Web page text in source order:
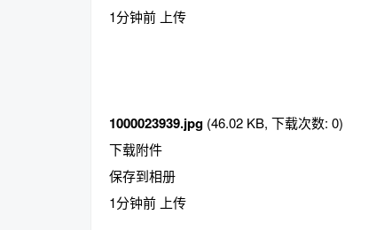
1分钟前 上传
1000023939.jpg (46.02 KB, 下载次数: 0)
下载附件
保存到相册
1分钟前 上传